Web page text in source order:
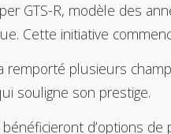
GTS-R, modèle des
Cette initiative
remporté plusieurs
souligne son prestige.
d’options